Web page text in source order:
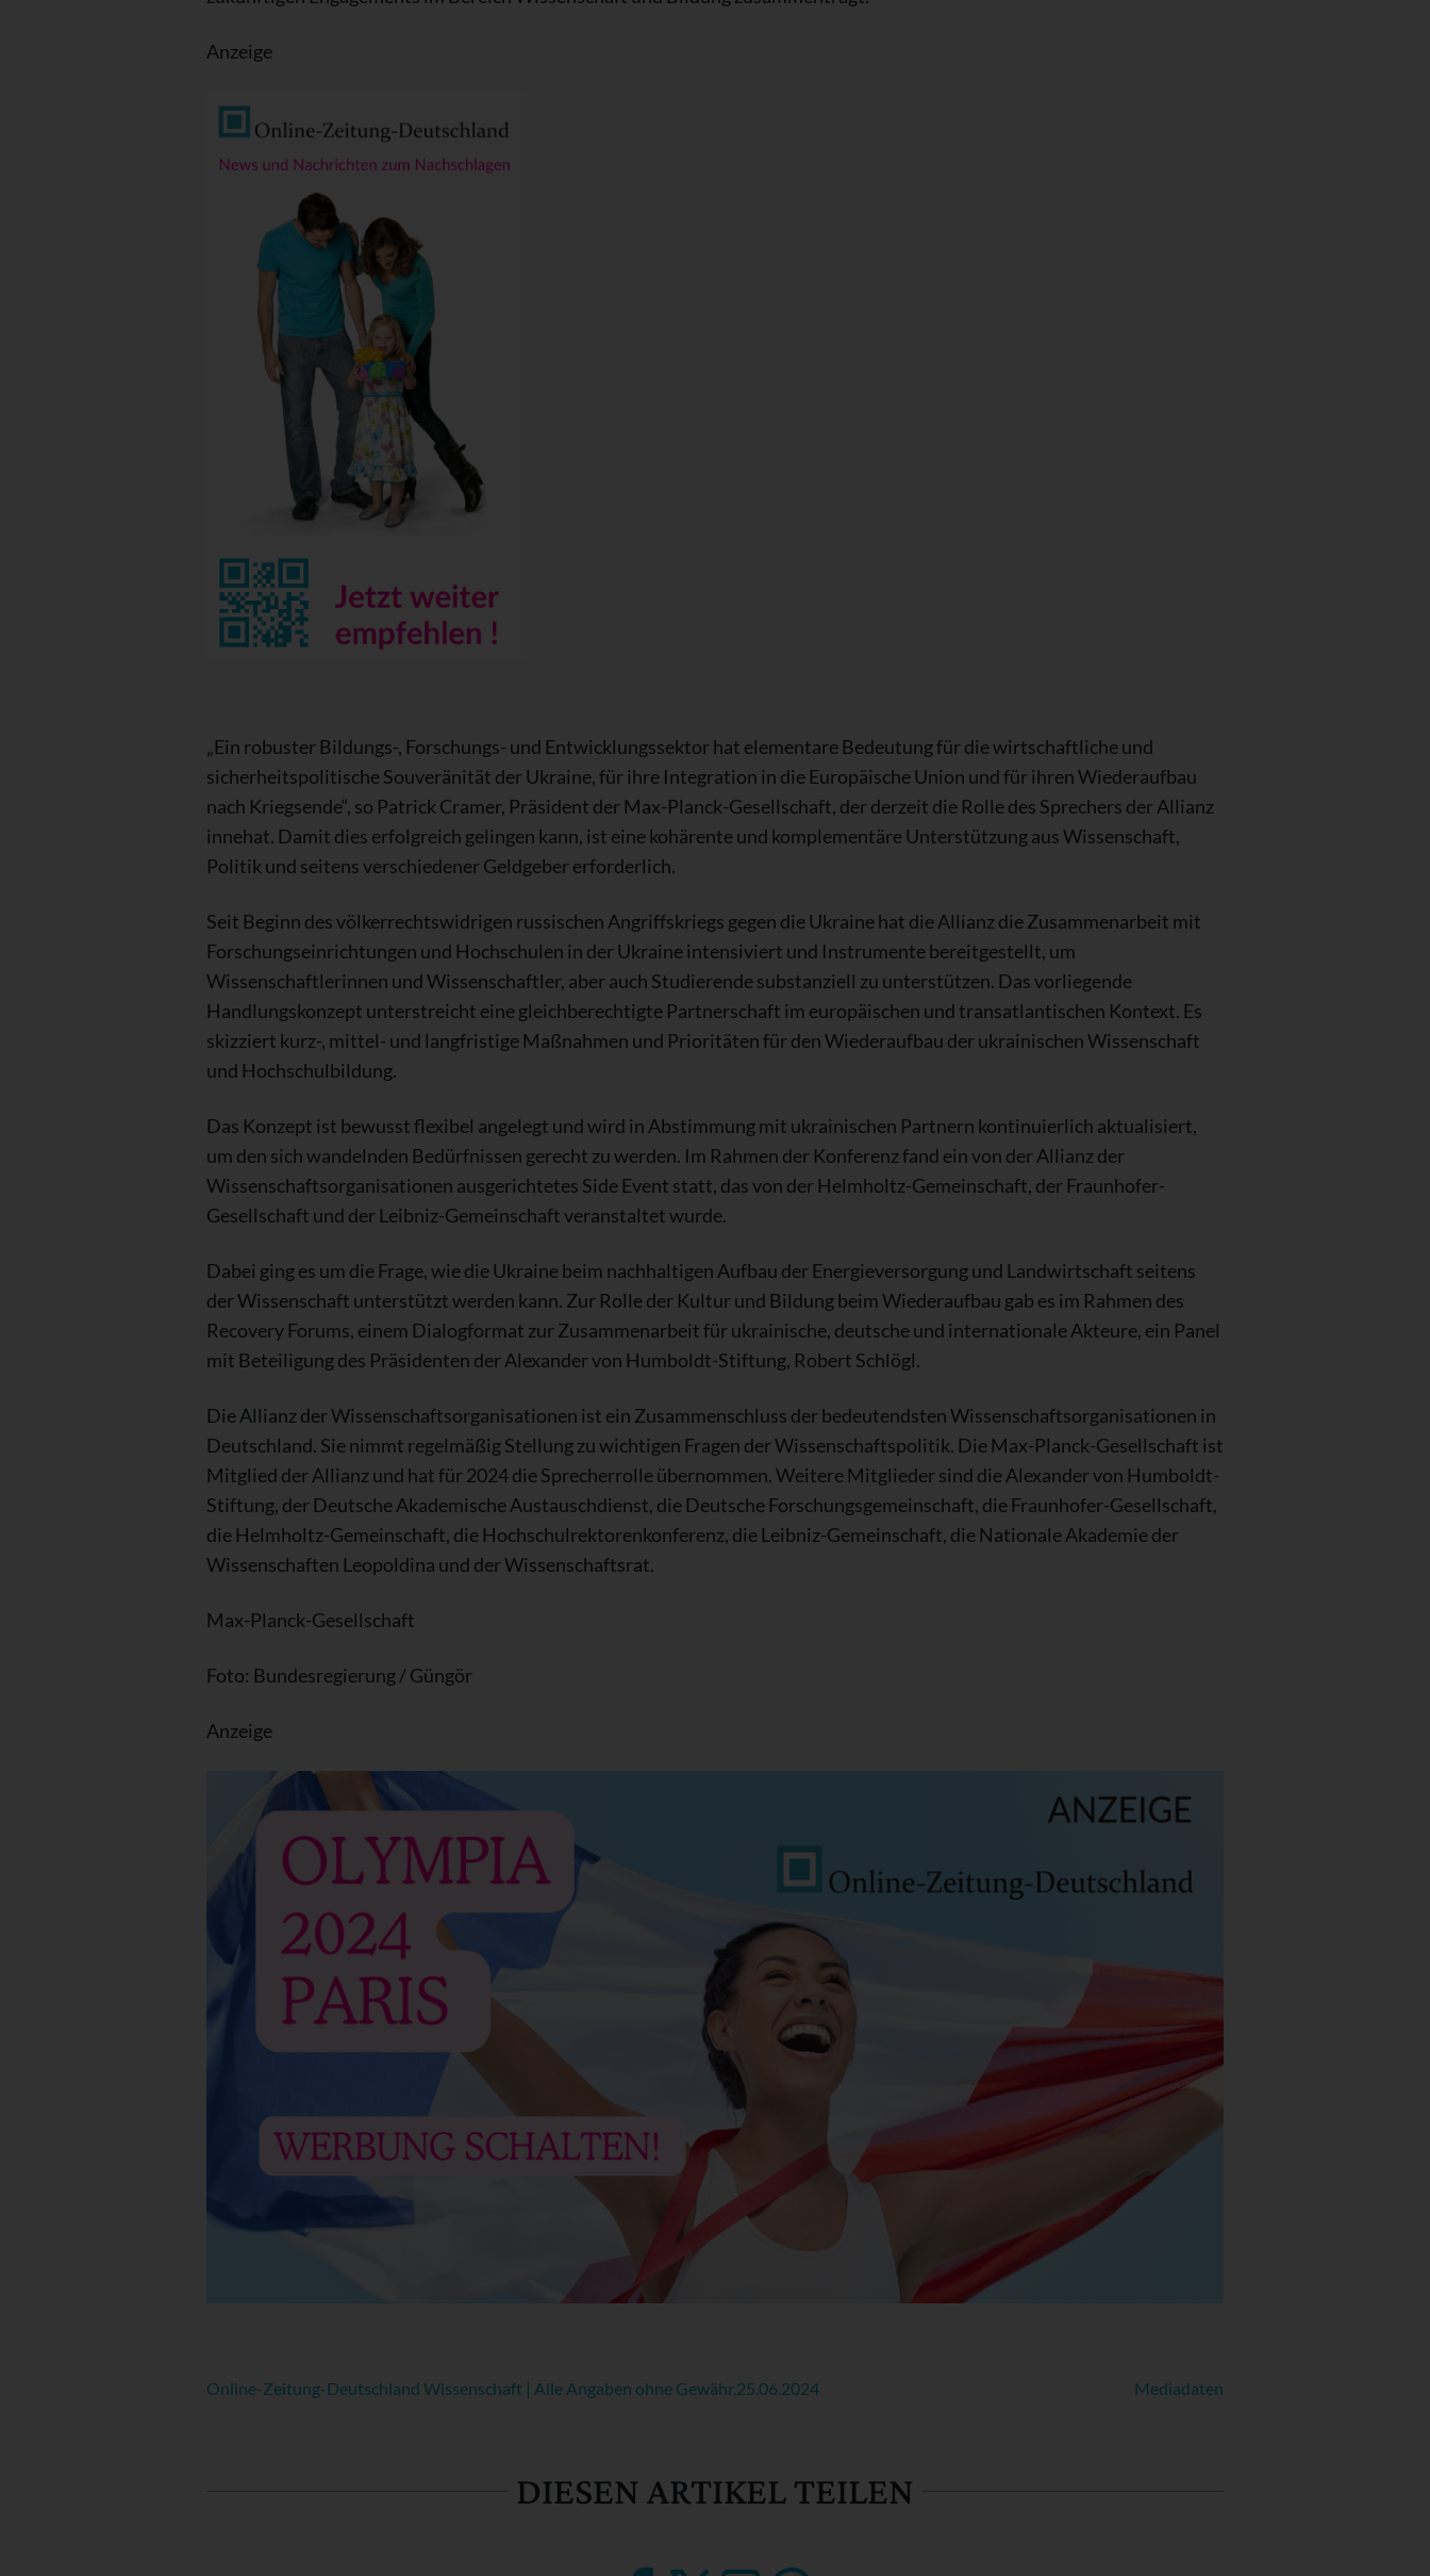
Anzeige
„Ein robuster Bildungs-, Forschungs- und Entwicklungssektor hat elementare Bedeutung für die wirtschaftliche und
sicherheitspolitische Souveränität der Ukraine, für ihre Integration in die Europäische Union und für ihren Wiederaufbau
nach Kriegsende“, so Patrick Cramer, Präsident der Max-Planck-Gesellschaft, der derzeit die Rolle des Sprechers der Allianz
innehat. Damit dies erfolgreich gelingen kann, ist eine kohärente und komplementäre Unterstützung aus Wissenschaft,
Politik und seitens verschiedener Geldgeber erforderlich.
Seit Beginn des völkerrechtswidrigen russischen Angriffskriegs gegen die Ukraine hat die Allianz die Zusammenarbeit mit
Forschungseinrichtungen und Hochschulen in der Ukraine intensiviert und Instrumente bereitgestellt, um
Wissenschaftlerinnen und Wissenschaftler, aber auch Studierende substanziell zu unterstützen. Das vorliegende
Handlungskonzept unterstreicht eine gleichberechtigte Partnerschaft im europäischen und transatlantischen Kontext. Es
skizziert kurz-, mittel- und langfristige Maßnahmen und Prioritäten für den Wiederaufbau der ukrainischen Wissenschaft
und Hochschulbildung.
Das Konzept ist bewusst flexibel angelegt und wird in Abstimmung mit ukrainischen Partnern kontinuierlich aktualisiert,
um den sich wandelnden Bedürfnissen gerecht zu werden. Im Rahmen der Konferenz fand ein von der Allianz der
Wissenschaftsorganisationen ausgerichtetes Side Event statt, das von der Helmholtz-Gemeinschaft, der Fraunhofer-
Gesellschaft und der Leibniz-Gemeinschaft veranstaltet wurde.
Dabei ging es um die Frage, wie die Ukraine beim nachhaltigen Aufbau der Energieversorgung und Landwirtschaft seitens
der Wissenschaft unterstützt werden kann. Zur Rolle der Kultur und Bildung beim Wiederaufbau gab es im Rahmen des
Recovery Forums, einem Dialogformat zur Zusammenarbeit für ukrainische, deutsche und internationale Akteure, ein Panel
mit Beteiligung des Präsidenten der Alexander von Humboldt-Stiftung, Robert Schlögl.
Die Allianz der Wissenschaftsorganisationen ist ein Zusammenschluss der bedeutendsten Wissenschaftsorganisationen in
Deutschland. Sie nimmt regelmäßig Stellung zu wichtigen Fragen der Wissenschaftspolitik. Die Max-Planck-Gesellschaft ist
Mitglied der Allianz und hat für 2024 die Sprecherrolle übernommen. Weitere Mitglieder sind die Alexander von Humboldt-
Stiftung, der Deutsche Akademische Austauschdienst, die Deutsche Forschungsgemeinschaft, die Fraunhofer-Gesellschaft,
die Helmholtz-Gemeinschaft, die Hochschulrektorenkonferenz, die Leibniz-Gemeinschaft, die Nationale Akademie der
Wissenschaften Leopoldina und der Wissenschaftsrat.
Max-Planck-Gesellschaft
Foto: Bundesregierung / Güngör
Anzeige
Online-Zeitung-Deutschland Wissenschaft | Alle Angaben ohne Gewähr.25.06.2024 Mediadaten
DIESEN ARTIKEL TEILEN